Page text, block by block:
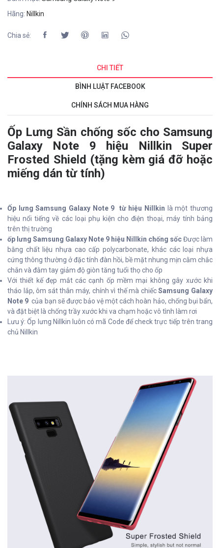
Hãng: Nillkin
Chia sẻ:
CHI TIẾT
BÌNH LUẬT FACEBOOK
CHÍNH SÁCH MUA HÀNG
Ốp Lưng Sần chống sốc cho Samsung
Galaxy Note 9 hiệu Nillkin Super
Frosted Shield (tặng kèm giá đỡ hoặc
miếng dán từ tính)
Ốp lưng Samsung Galaxy Note 9 từ hiệu Nillkin là một thương
hiệu nổi tiếng về các loại phụ kiện cho điện thoại, máy tính bảng
trên thị trường
ốp lưng Samsung Galaxy Note 9 hiệu Nillkin chống sốcĐược làm
bằng chất liệu nhựa cao cấp polycarbonate, khác các loại nhựa
cứng thông thường ở đặc tính đàn hồi, bề mặt nhung mịn cằm chắc
chắn và đằm tay giảm độ giòn tăng tuổi thọ cho ốp
Với thiết kế đẹp mắt các cạnh ốp mềm mại không gây xước khi
tháo lắp, ôm sát thân máy, chính vì thế mà chiếcSamsung Galaxy
Note 9 của bạn sẽ được bảo vệ một cách hoàn hảo, chống bụi bẩn,
và đặt biệt là chống trầy xước khi va chạm hoặc vô tình làm rơi
Lưu ý: Ốp lưng Nillkin luôn có mã Code để check trực tiếp trên trang
chủ Nillkin